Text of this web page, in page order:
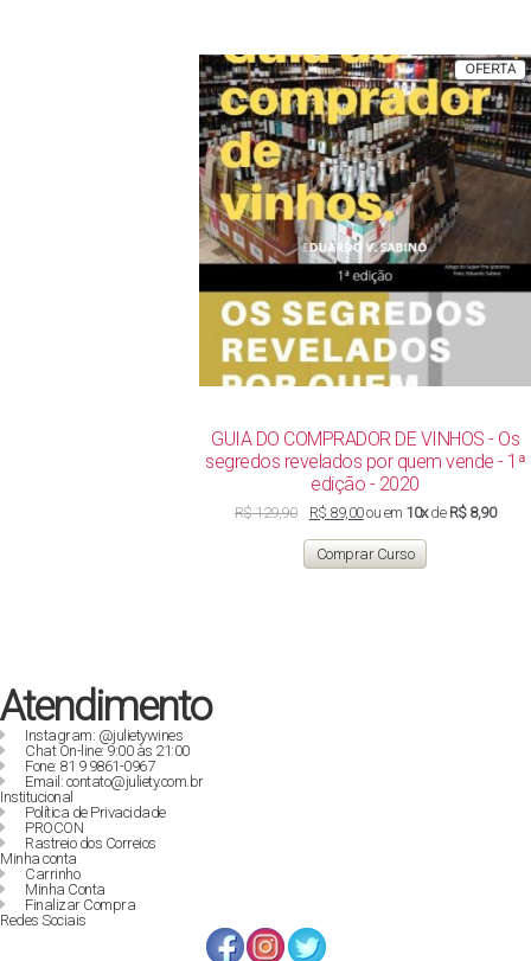
OFERTA
GUIA DO COMPRADOR DE VINHOS - Os
segredos revelados por quem vende - 1ª
edição - 2020
R$129,90
original
era:
R$ 129,90.
R$ 89,00O
atual
é:
R$ 89,00.
ou em 10xde R$ 8,90
Comprar Curso
Atendimento
Instagram: @julietywines
Chat On-line: 9:00 às 21:00
Fone: 81 9 9861-0967
Email: contato@juliety.com.br
Institucional
Política de Privacidade
PROCON
Rastreio dos Correios
Minha conta
Carrinho
Minha Conta
Finalizar Compra
Redes Sociais